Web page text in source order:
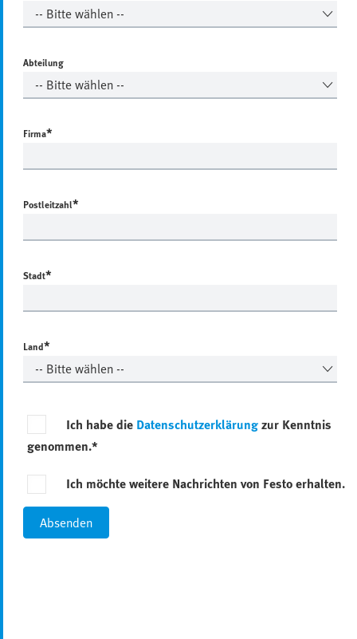
Abteilung
Firma*
Postleitzahl*
Stadt*
Land*
Ich habe die Datenschutzerklärungzur Kenntnis
genommen.*
Ich möchte weitere Nachrichten von Festo erhalten.